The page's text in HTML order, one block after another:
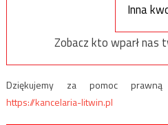
Inna
Zobacz kto wparł nas
Dziękujemy za pomoc
https://kancelaria-litwin.pl